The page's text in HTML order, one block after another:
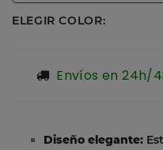
ELEGIR COLOR:
Envíos en 24h/
Diseño elegante: